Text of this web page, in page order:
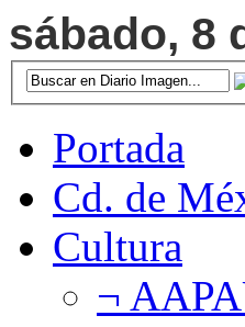
sábado, 8
Portada
Cd. de
Cultura
¬